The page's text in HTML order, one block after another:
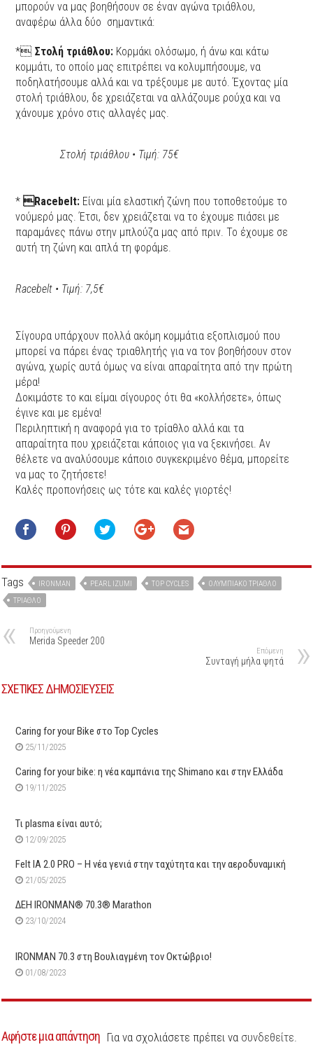
μπορούν να μας βοηθήσουν σε έναν αγώνα τριάθλου,
αναφέρω άλλα δύο σημαντικά:
* Στολή τριάθλου: Κορμάκι ολόσωμο, ή άνω και κάτω
κομμάτι, το οποίο μας επιτρέπει να κολυμπήσουμε, να
ποδηλατήσουμε αλλά και να τρέξουμε με αυτό. Έχοντας μία
στολή τριάθλου, δε χρειάζεται να αλλάζουμε ρούχα και να
χάνουμε χρόνο στις αλλαγές μας.
Στολή τριάθλου • Τιμή: 75€
*Racebelt: Είναι μία ελαστική ζώνη που τοποθετούμε το
νούμερό μας. Έτσι, δεν χρειάζεται να το έχουμε πιάσει με
παραμάνες πάνω στην μπλούζα μας από πριν. Το έχουμε σε
αυτή τη ζώνη και απλά τη φοράμε.
Racebelt • Τιμή: 7,5€
Σίγουρα υπάρχουν πολλά ακόμη κομμάτια εξοπλισμού που
μπορεί να πάρει ένας τριαθλητής για να τον βοηθήσουν στον
αγώνα, χωρίς αυτά όμως να είναι απαραίτητα από την πρώτη
μέρα!
Δοκιμάστε το και είμαι σίγουρος ότι θα «κολλήσετε», όπως
έγινε και με εμένα!
Περιληπτική η αναφορά για το τρίαθλο αλλά και τα
απαραίτητα που χρειάζεται κάποιος για να ξεκινήσει. Αν
θέλετε να αναλύσουμε κάποιο συγκεκριμένο θέμα, μπορείτε
να μας το ζητήσετε!
Καλές προπονήσεις ως τότε και καλές γιορτές!
Tags IRONMAN PEARL IZUMI TOP CYCLES
ΟΛΥΜΠΙΑΚΌ ΤΡΊΑΘΛΟ
ΤΡΊΑΘΛΟ
Προηγούμενη
Merida Speeder 200
Επόμενη
Συνταγή μήλα ψητά
ΣΧΕΤΙΚΕΣ ΔΗΜΟΣΙΕΥΣΕΙΣ
Caring for your Bike στο Top Cycles
25/11/2025
Caring for your bike: η νέα καμπάνια της Shimano και στην Ελλάδα
19/11/2025
Τι plasma είναι αυτό;
12/09/2025
Felt IA 2.0 PRO – Η νέα γενιά στην ταχύτητα και την αεροδυναμική
21/05/2025
ΔΕΗ IRONMAN® 70.3® Marathon
23/10/2024
IRONMAN 70.3 στη Βουλιαγμένη τον Οκτώβριο!
01/08/2023
Αφήστε μια απάντηση Για να σχολιάσετε πρέπει να συνδεθείτε